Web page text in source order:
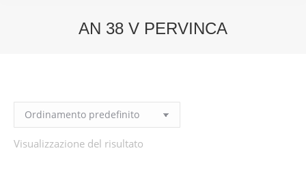
AN 38 V PERVINCA
Visualizzazione del risultato